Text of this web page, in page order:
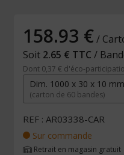
158.93 €/
Soit 2.65 € TTC/
Dont 0,37 € d'éco-
Dim. 1000 x 30 x 10 mm
(carton de 60 bandes)
REF : AR03338-CAR
Sur commande
Retrait en magasin gratuit